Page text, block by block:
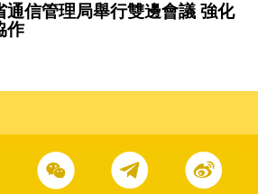
通信管理局舉行雙邊會議 強化
作